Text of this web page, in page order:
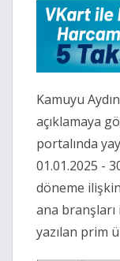
Kamuyu
açıklamaya
portalında
01.01.2025 -
döneme
ana
yazılan prim